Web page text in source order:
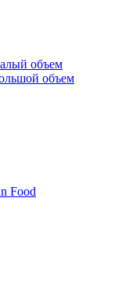
объем
объем
Food